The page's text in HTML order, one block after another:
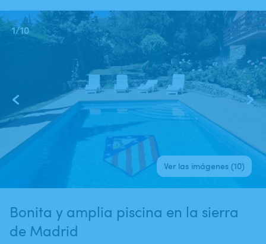
1/10
Ver las imágenes (10)
Bonita y amplia piscina en la sierra
de Madrid